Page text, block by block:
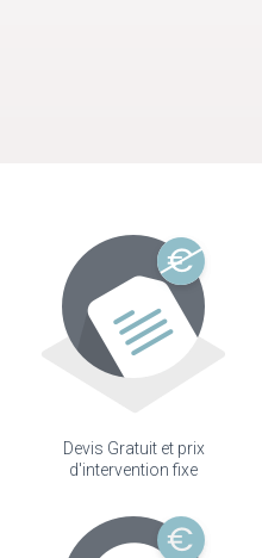
Devis Gratuit et prix
d'intervention fixe